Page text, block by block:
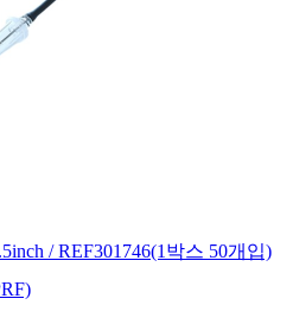
/ REF301746(1박스 50개입)